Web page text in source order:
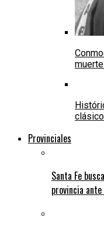
Provinciales
Santa Fe
provincia